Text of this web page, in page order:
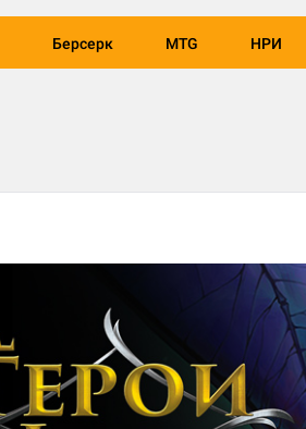
Берсерк MTG НРИ